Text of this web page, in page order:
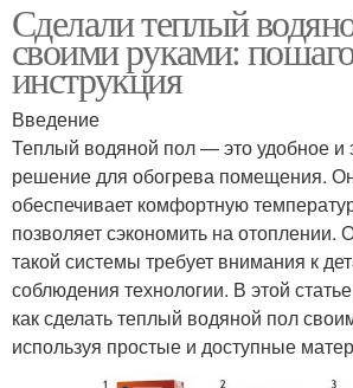
Сделали теплый
своими руками:
инструкция
Введение
Теплый водяной пол — это удобное
решение для обогрева помещения.
обеспечивает комфортную
позволяет сэкономить на отоплении.
такой системы требует внимания к
соблюдения технологии. В этой
как сделать теплый водяной пол
используя простые и доступные